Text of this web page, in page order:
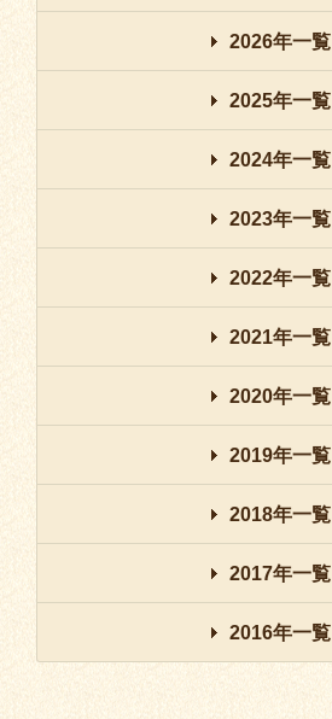
2026年一覧
2025年一覧
2024年一覧
2023年一覧
2022年一覧
2021年一覧
2020年一覧
2019年一覧
2018年一覧
2017年一覧
2016年一覧